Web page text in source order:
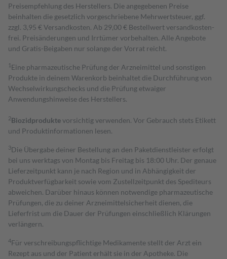
Preisempfehlung des Herstellers. Die angegebenen Preise
beinhalten die gesetzlich vorgeschriebene Mehrwertsteuer, ggf.
zzgl. 3,95 € Versandkosten. Ab 29,00 € Bestell­wert versand­kosten­
frei. Preisänderungen und Irrtümer vorbehalten. Alle Angebote
und Gratis-Beigaben nur solange der Vorrat reicht.
1 Eine pharmazeutische Prüfung der Arzneimittel und sonstigen
Produkte in deinem Warenkorb beinhaltet die Durchführung von
Wechselwirkungschecks und die Prüfung etwaiger
Anwendungshinweise des Herstellers.
2Biozidproduktevorsichtig verwenden. Vor Gebrauch stets Etikett
und Produktinformationen lesen.
3Die Übergabe deiner Bestellung an den Paketdienstleister erfolgt
bei uns werktags von Montag bis Freitag bis 18:00 Uhr. Der genaue
Lieferzeitpunkt kann je nach Region und in Abhängigkeit der
Produktverfügbarkeit sowie vom Zustellzeitpunkt des Spediteurs
abweichen. Darüber hinaus können notwendige pharmazeutische
Prüfungen, die zu deiner Arzneimittelsicherheit dienen, die
Lieferfrist um die Dauer der Prüfungen einschließlich Klärungen
verlängern.
4Für verschreibungspflichtige Medikamente stellt der Arzt ein
Rezept aus und der Patient erhält sie in der Apotheke. Die